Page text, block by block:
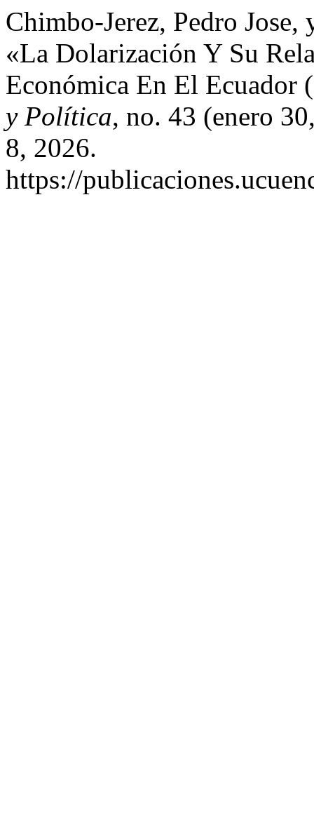
Chimbo-Jerez, Pedro
«La Dolarización Y Su
Económica En El Ecuador
y Política, no. 43 (enero
8, 2026.
https://